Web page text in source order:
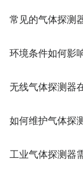
常见的气体探测
环境条件如何影
无线气体探测器
如何维护气体探
工业气体探测器